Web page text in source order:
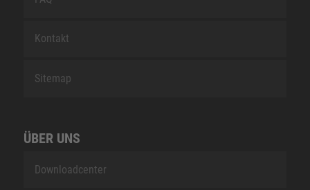
Kontakt
Sitemap
ÜBER UNS
Downloadcenter